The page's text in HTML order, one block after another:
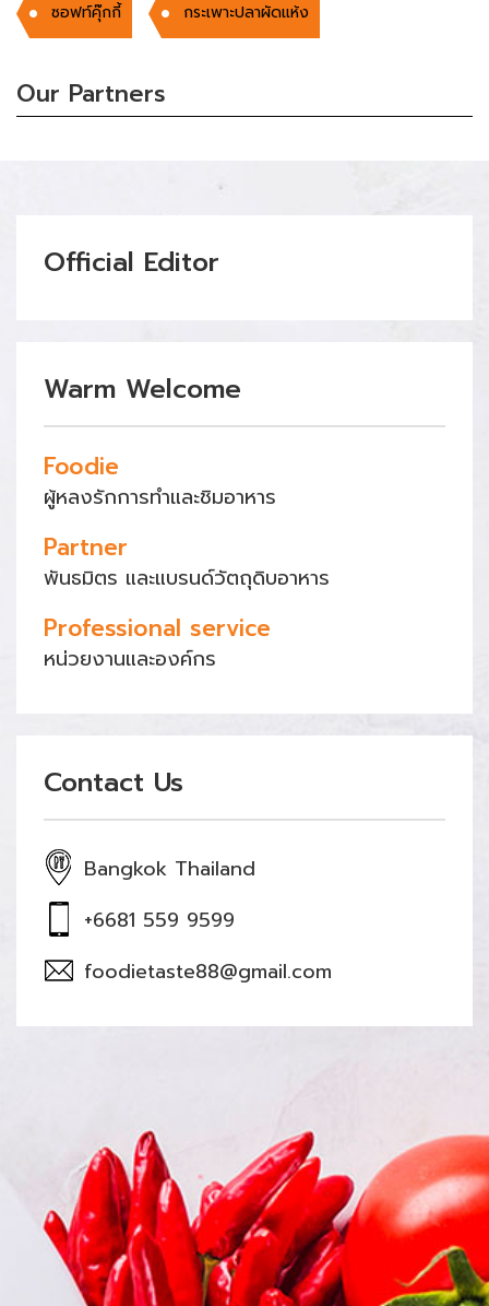
ซอฟท์คุ๊กกี้ กระเพาะปลาผัดแห้ง
Our Partners
Official Editor
Warm Welcome
Foodie
ผู้หลงรักการทำและชิมอาหาร
Partner
พันธมิตร และแบรนด์วัตถุดิบอาหาร
Professional service
หน่วยงานและองค์กร
Contact Us
Bangkok Thailand
+6681 559 9599
foodietaste88@gmail.com